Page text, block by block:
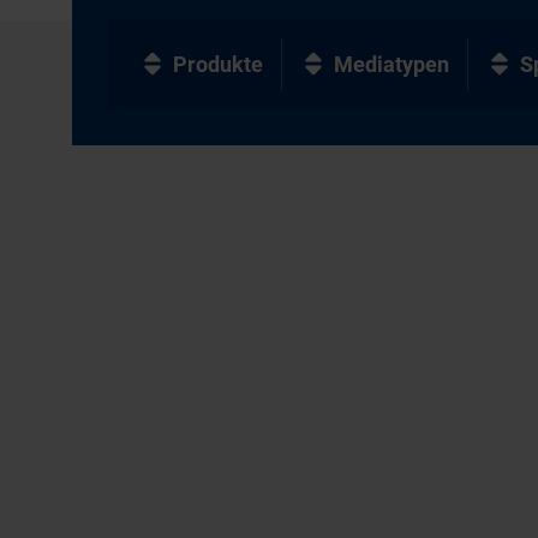
Produkte Mediatypen